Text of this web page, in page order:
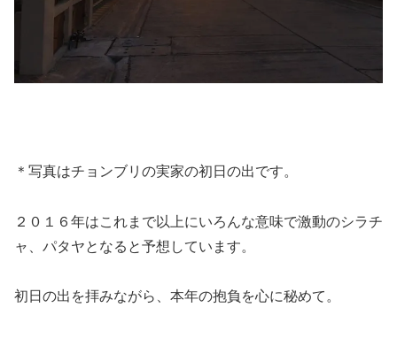
＊写真はチョンブリの実家の初日の出です。
２０１６年はこれまで以上にいろんな意味で激動のシラチ
ャ、パタヤとなると予想しています。
初日の出を拝みながら、本年の抱負を心に秘めて。